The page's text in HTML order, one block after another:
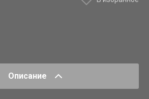
Описание